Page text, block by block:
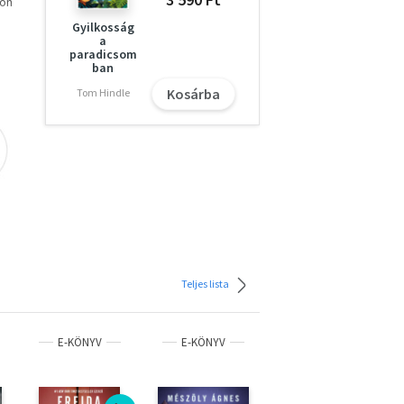
Gyilkosság
a
paradicsom
ban
Tom Hindle Kosárba
Teljes lista
E-KÖNYV E-KÖNYV